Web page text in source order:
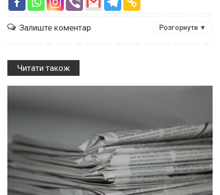
Залиште коментар Розгорнути ▼
Читати також